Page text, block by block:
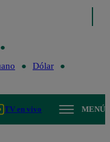
Dólar
TV en vivo MENÚ